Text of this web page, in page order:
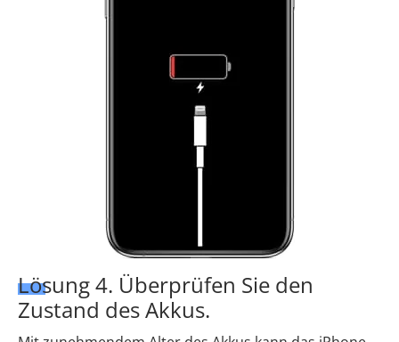
Lösung 4. Überprüfen Sie den
Zustand des Akkus.